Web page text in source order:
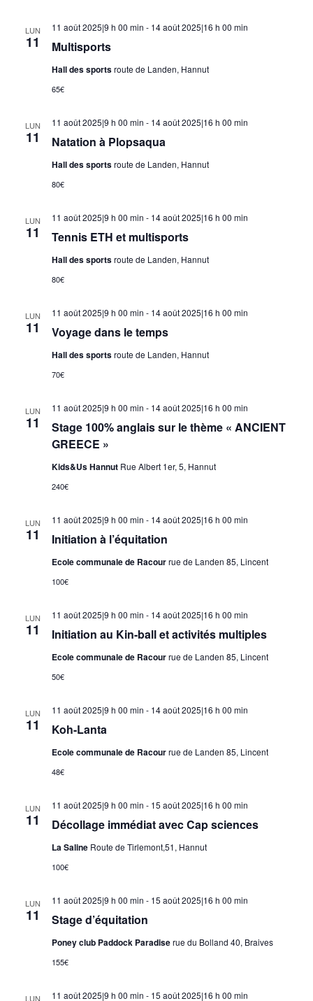
LUN
11 Multisports
11 août 2025|9 h 00 min - 14 août 2025|16 h 00 min
Hall des sportsroute de Landen, Hannut
65€
LUN
11 Natation à Plopsaqua
11 août 2025|9 h 00 min - 14 août 2025|16 h 00 min
Hall des sportsroute de Landen, Hannut
80€
LUN
11 Tennis ETH et multisports
11 août 2025|9 h 00 min - 14 août 2025|16 h 00 min
Hall des sportsroute de Landen, Hannut
80€
LUN
11 Voyage dans le temps
11 août 2025|9 h 00 min - 14 août 2025|16 h 00 min
Hall des sportsroute de Landen, Hannut
70€
LUN
11
Stage 100% anglais sur le thème « ANCIENT
GREECE »
11 août 2025|9 h 00 min - 14 août 2025|16 h 00 min
Kids&Us Hannut Rue Albert 1er, 5, Hannut
240€
LUN
11 Initiation à l’équitation
11 août 2025|9 h 00 min - 14 août 2025|16 h 00 min
Ecole communale de Racourrue de Landen 85, Lincent
100€
LUN
11 Initiation au Kin-ball et activités multiples
11 août 2025|9 h 00 min - 14 août 2025|16 h 00 min
Ecole communale de Racourrue de Landen 85, Lincent
50€
LUN
11 Koh-Lanta
11 août 2025|9 h 00 min - 14 août 2025|16 h 00 min
Ecole communale de Racourrue de Landen 85, Lincent
48€
LUN
11 Décollage immédiat avec Cap sciences
11 août 2025|9 h 00 min - 15 août 2025|16 h 00 min
La Saline Route de Tirlemont,51, Hannut
100€
LUN
11 Stage d’équitation
11 août 2025|9 h 00 min - 15 août 2025|16 h 00 min
Poney club Paddock Paradiserue du Bolland 40, Braives
155€
LUN 11 août 2025|9 h 00 min - 15 août 2025|16 h 00 min